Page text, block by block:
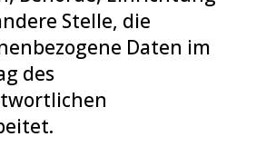
Stelle, die
Daten im
des